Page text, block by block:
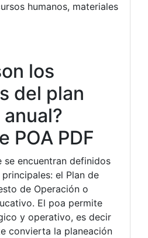
humanos, materiales
los
del plan
POA PDF
se encuentran definidos
el Plan de
de Operación o
El poa permite
y operativo, es decir
convierta la planeación